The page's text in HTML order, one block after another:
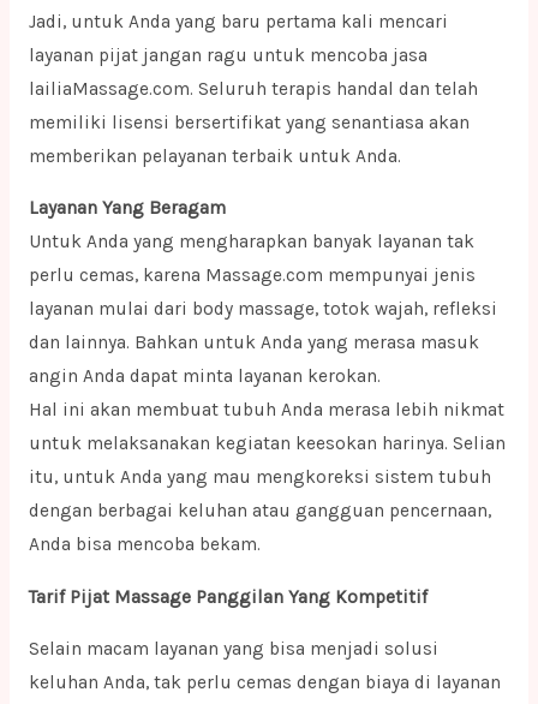
Jadi, untuk Anda yang baru pertama kali mencari
layanan pijat jangan ragu untuk mencoba jasa
lailiaMassage.com. Seluruh terapis handal dan telah
memiliki lisensi bersertifikat yang senantiasa akan
memberikan pelayanan terbaik untuk Anda.
Layanan Yang Beragam
Untuk Anda yang mengharapkan banyak layanan tak
perlu cemas, karena Massage.com mempunyai jenis
layanan mulai dari body massage, totok wajah, refleksi
dan lainnya. Bahkan untuk Anda yang merasa masuk
angin Anda dapat minta layanan kerokan.
Hal ini akan membuat tubuh Anda merasa lebih nikmat
untuk melaksanakan kegiatan keesokan harinya. Selian
itu, untuk Anda yang mau mengkoreksi sistem tubuh
dengan berbagai keluhan atau gangguan pencernaan,
Anda bisa mencoba bekam.
Tarif Pijat Massage Panggilan Yang Kompetitif
Selain macam layanan yang bisa menjadi solusi
keluhan Anda, tak perlu cemas dengan biaya di layanan